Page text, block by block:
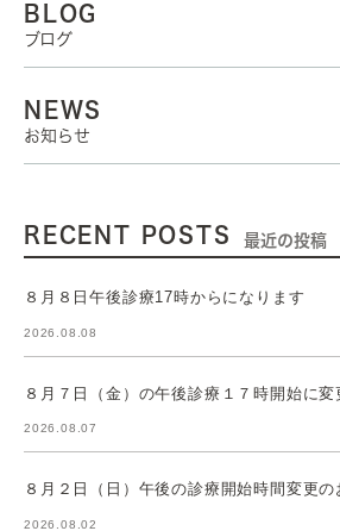
BLOG
ブログ
NEWS
お知らせ
RECENT POSTS 最近の投稿
８月８日午後診療17時からになります
2026.08.08
８月７日（金）の午後診療１７時開始に変
2026.08.07
８月２日（日）午後の診療開始時間変更の
2026.08.02